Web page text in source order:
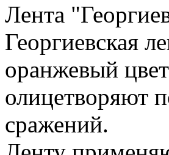
Лента
Георгиевская
оранжевый
олицетворяют
сражений.